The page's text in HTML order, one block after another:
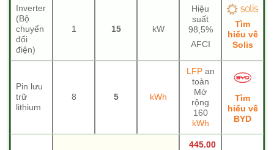
Inverter
(Bộ
chuyển
đổi
điện)
1 15 kW
Hiệu
suất
98,5%
AFCI
Tìm
hiểu về
Solis
Pin lưu
trữ
lithium
8 5 kWh
LFPan
toàn
Mở
rộng
160
kWh
Tìm
hiểu về
BYD
445.00